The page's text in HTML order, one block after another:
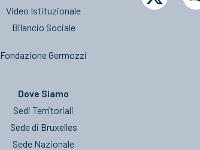
Video Istituzionale
Bilancio Sociale
Fondazione Germozzi
Dove Siamo
Sedi Territoriali
Sede di Bruxelles
Sede Nazionale